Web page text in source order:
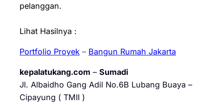
pelanggan.
Lihat Hasilnya :
Portfolio Proyek – Bangun Rumah Jakarta
kepalatukang.com – Sumadi
Jl. Albaidho Gang Adil No.6B Lubang Buaya –
Cipayung ( TMII )